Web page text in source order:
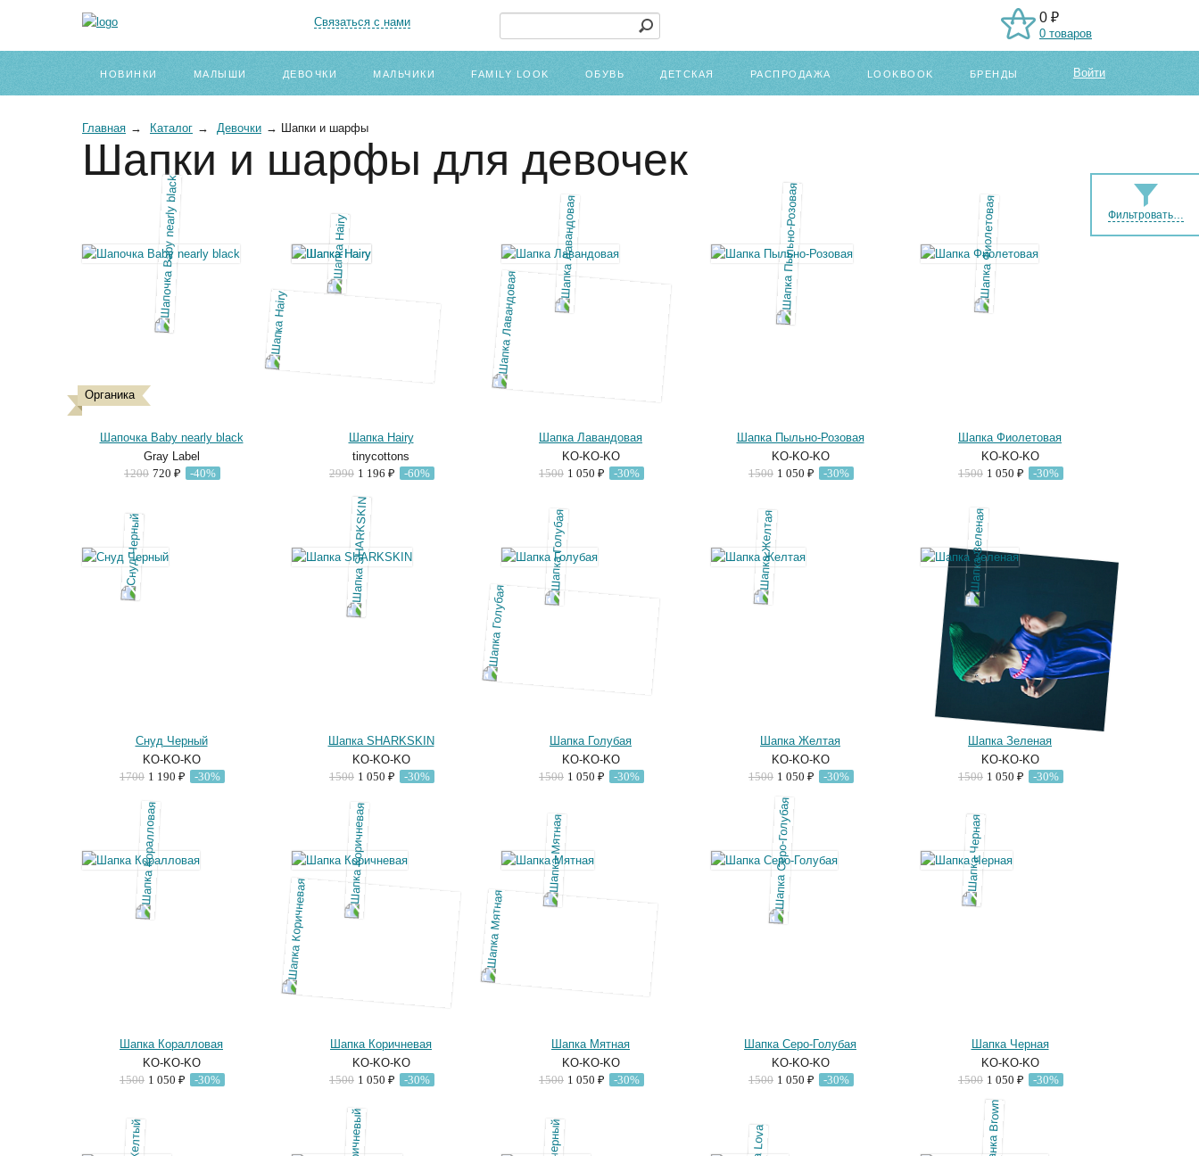
Связаться с нами 0 ₽
0 товаров
НОВИНКИ МАЛЫШИ ДЕВОЧКИ МАЛЬЧИКИ FAMILY LOOK ОБУВЬ ДЕТСКАЯ РАСПРОДАЖА LOOKBOOK БРЕНДЫ Войти
Главная → Каталог → Девочки → Шапки и шарфы
Шапки и шарфы для девочек
Фильтровать…
Органика
Шапочка Baby nearly black
Gray Label
1200 720 ₽ -40%
Шапка Hairy
tinycottons
2990 1 196 ₽ -60%
Шапка Лавандовая
KO-KO-KO
1500 1 050 ₽ -30%
Шапка Пыльно-Розовая
KO-KO-KO
1500 1 050 ₽ -30%
Шапка Фиолетовая
KO-KO-KO
1500 1 050 ₽ -30%
Снуд Черный
KO-KO-KO
1700 1 190 ₽ -30%
Шапка SHARKSKIN
KO-KO-KO
1500 1 050 ₽ -30%
Шапка Голубая
KO-KO-KO
1500 1 050 ₽ -30%
Шапка Желтая
KO-KO-KO
1500 1 050 ₽ -30%
Шапка Зеленая
KO-KO-KO
1500 1 050 ₽ -30%
Шапка Коралловая
KO-KO-KO
1500 1 050 ₽ -30%
Шапка Коричневая
KO-KO-KO
1500 1 050 ₽ -30%
Шапка Мятная
KO-KO-KO
1500 1 050 ₽ -30%
Шапка Серо-Голубая
KO-KO-KO
1500 1 050 ₽ -30%
Шапка Черная
KO-KO-KO
1500 1 050 ₽ -30%